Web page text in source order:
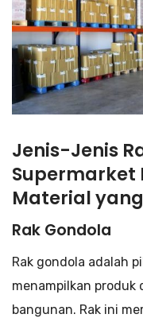
Jenis-Jenis
Supermarket
Material
Rak Gondola
Rak gondola adalah
menampilkan produk
bangunan. Rak ini